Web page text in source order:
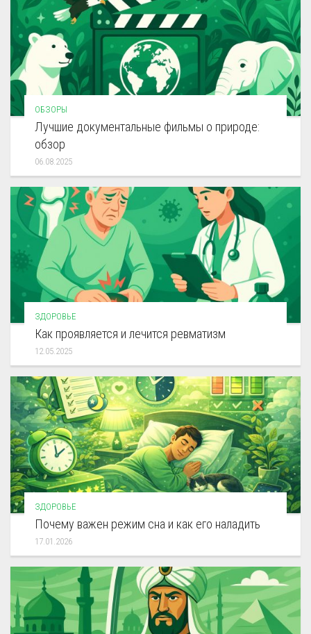
ОБЗОРЫ
Лучшие документальные фильмы о природе:
обзор
06.08.2025
ЗДОРОВЬЕ
Как проявляется и лечится ревматизм
12.05.2025
ЗДОРОВЬЕ
Почему важен режим сна и как его наладить
17.01.2026